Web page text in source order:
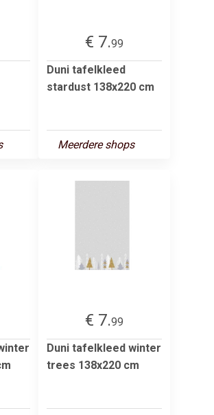
€ 7.99
Duni tafelkleed
stardust 138x220 cm
Meerdere shops
€ 7.99
Duni tafelkleed winter
trees 138x220 cm